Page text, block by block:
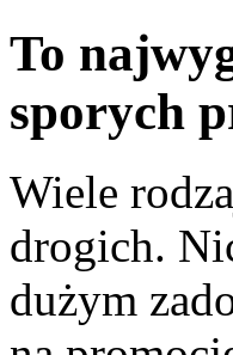
To
sporych
Wiele
drogich.
dużym